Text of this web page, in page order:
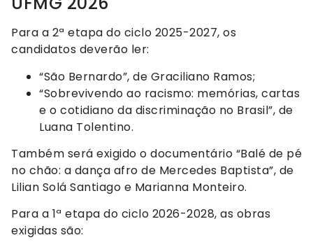
Para a 2ª etapa do ciclo 2025-2027, os
candidatos deverão ler:
“São Bernardo”, de Graciliano Ramos;
“Sobrevivendo ao racismo: memórias, cartas
e o cotidiano da discriminação no Brasil”, de
Luana Tolentino.
Também será exigido o documentário “Balé de pé
no chão: a dança afro de Mercedes Baptista”, de
Lilian Solá Santiago e Marianna Monteiro.
Para a 1ª etapa do ciclo 2026-2028, as obras
exigidas são: